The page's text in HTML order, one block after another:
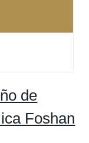
de
Foshan